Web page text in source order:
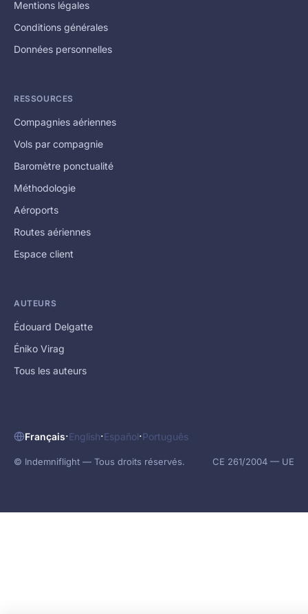
Mentions légales
Conditions générales
Données personnelles
RESSOURCES
Compagnies aériennes
Vols par compagnie
Baromètre ponctualité
Méthodologie
Aéroports
Routes aériennes
Espace client
AUTEURS
Édouard Delgatte
Éniko Virag
Tous les auteurs
Français·English·Español·Português
© Indemniflight — Tous droits réservés. CE 261/2004 — UE